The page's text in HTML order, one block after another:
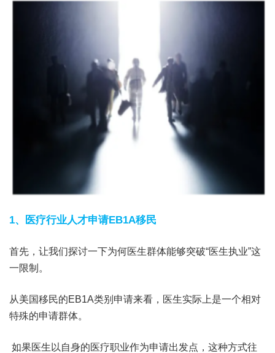
1、医疗行业人才申请EB1A移民
首先，让我们探讨一下为何医生群体能够突破“医生执业”这
一限制。
从美国移民的EB1A类别申请来看，医生实际上是一个相对
特殊的申请群体。
如果医生以自身的医疗职业作为申请出发点，这种方式往